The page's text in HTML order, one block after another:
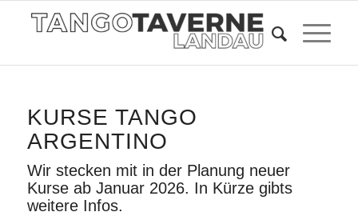
KURSE TANGO
ARGENTINO
Wir stecken mit in der Planung neuer
Kurse ab Januar 2026. In Kürze gibts
weitere Infos.